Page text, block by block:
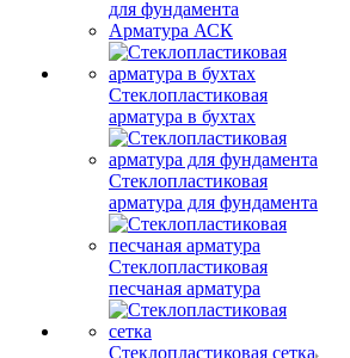
для фундамента
Арматура АСК
Стеклопластиковая
арматура в бухтах
Стеклопластиковая
арматура для фундамента
Стеклопластиковая
песчаная арматура
Стеклопластиковая сетка